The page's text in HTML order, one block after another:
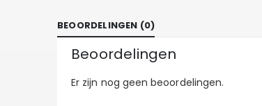
BEOORDELINGEN (0)
Beoordelingen
Er zijn nog geen beoordelingen.